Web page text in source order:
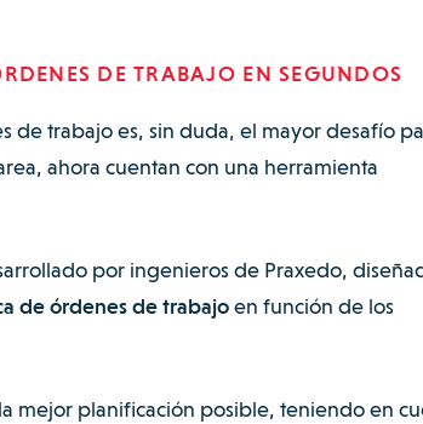
DE TRABAJO EN SEGUNDOS
de trabajo es, sin duda, el mayor desafío
ahora cuentan con una herramienta
por ingenieros de Praxedo,
de órdenes de trabajoen función de los
mejor planificación posible, teniendo en